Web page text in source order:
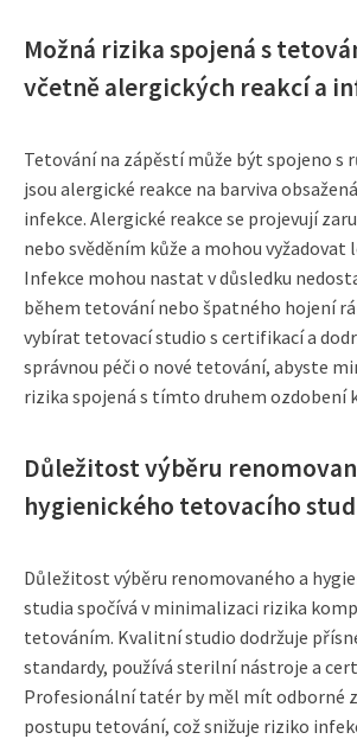
Možná rizika spojená s
včetně alergických reakcí a
Tetování na zápěstí může být spojeno s
jsou alergické reakce na barviva
infekce. Alergické reakce se projevují
nebo svěděním kůže a mohou vyžadovat
Infekce mohou nastat v důsledku
během tetování nebo špatného hojení
vybírat tetovací studio s certifikací a
správnou péči o nové tetování, abyste
rizika spojená s tímto druhem ozdobení
Důležitost výběru
hygienického tetovacího
Důležitost výběru renomovaného a
studia spočívá v minimalizaci rizika
tetováním. Kvalitní studio dodržuje
standardy, používá sterilní nástroje a
Profesionální tatér by měl mít odborné
postupu tetování, což snižuje riziko